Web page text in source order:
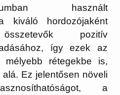
használt
kiváló hordozójaként
pozitív
így ezek az
rétegekbe is,
Ez jelentősen növeli
a